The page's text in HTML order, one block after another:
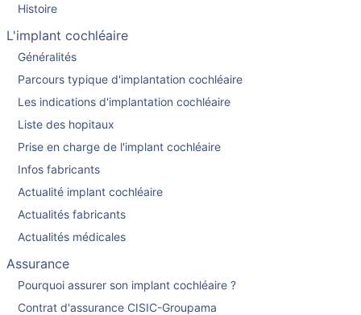
Histoire
L'implant cochléaire
Généralités
Parcours typique d'implantation cochléaire
Les indications d'implantation cochléaire
Liste des hopitaux
Prise en charge de l'implant cochléaire
Infos fabricants
Actualité implant cochléaire
Actualités fabricants
Actualités médicales
Assurance
Pourquoi assurer son implant cochléaire ?
Contrat d'assurance CISIC-Groupama